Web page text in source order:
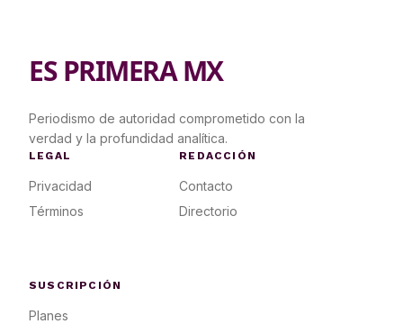
ES PRIMERA MX
Periodismo de autoridad comprometido con la
verdad y la profundidad analítica.
LEGAL
Privacidad
Términos
REDACCIÓN
Contacto
Directorio
SUSCRIPCIÓN
Planes